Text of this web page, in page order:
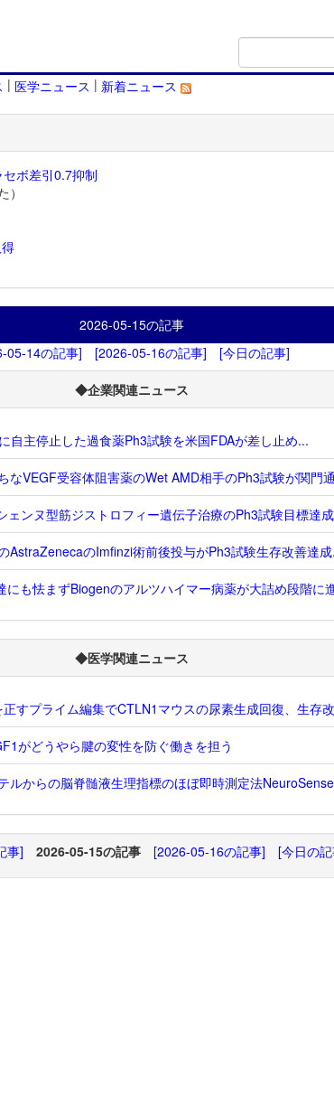
| 医学ニュース | 新着ニュース
ボ差引0.7抑制
2026-05-15の記事
05-14の記事]
[2026-05-16の記事] [今日の記事]
◆企業関連ニュース
自主停止した過食薬Ph3試験を米国FDAが差し止め...
なVEGF受容体阻害薬のWet AMD相手のPh3試験が関門
ェンヌ型筋ジストロフィー遺伝子治療のPh3試験目標達
AstraZenecaのImfinzi術前後投与がPh3試験生存改善達
にも怯まずBiogenのアルツハイマー病薬が大詰め段階に
◆医学関連ニュース
すプライム編集でCTLN1マウスの尿素生成回復、生存
がどうやら腱の変性を防ぐ働きを担う
ルからの脳脊髄液生理指標のほぼ即時測定法
事] 2026-05-15の記事 [2026-05-16の記事] [今日の